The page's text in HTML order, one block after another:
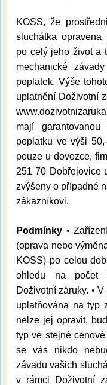
KOSS, že
sluchátka
po celý jeho život a
mechanické
poplatek. Výše
uplatnění Doživotní
mají
poplatku ve výši
pouze u dovozce,
251 70 Dobřejovice
zvýšeny o případné
zákazníkovi.
Podmínky •
(oprava nebo
KOSS) po celou
ohledu na počet
Doživotní záruky. •
uplatňována na typ
nelze jej opravit,
typ ve stejné
se vás nikdo
závadu vašich
v rámci Doživotní